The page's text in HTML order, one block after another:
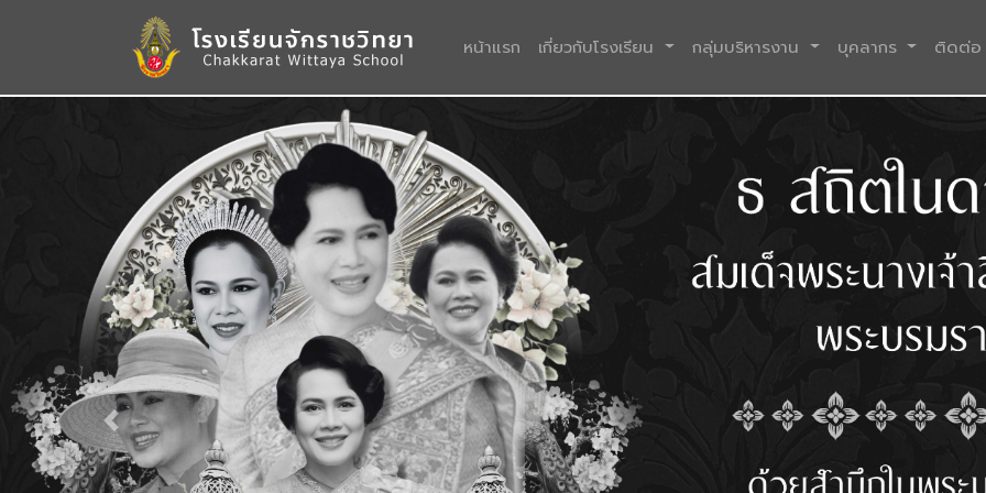
หน้าแรก (current)
เกี่ยวกับโรงเรียน กลุ่มบริหารงาน บุคลากร ติดต่อ
Previous